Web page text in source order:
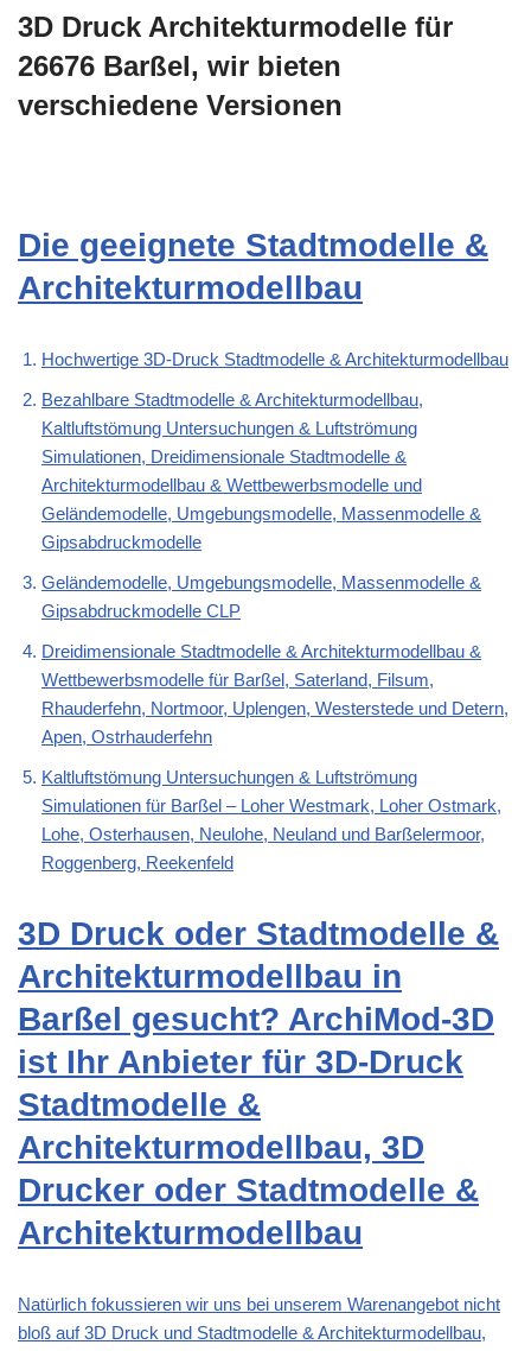
3D Druck Architekturmodelle für
26676 Barßel, wir bieten
verschiedene Versionen
Die geeignete Stadtmodelle &
Architekturmodellbau
Hochwertige 3D-Druck Stadtmodelle & Architekturmodellbau
Bezahlbare Stadtmodelle & Architekturmodellbau,
Kaltluftstömung Untersuchungen & Luftströmung
Simulationen, Dreidimensionale Stadtmodelle &
Architekturmodellbau & Wettbewerbsmodelle und
Geländemodelle, Umgebungsmodelle, Massenmodelle &
Gipsabdruckmodelle
Geländemodelle, Umgebungsmodelle, Massenmodelle &
Gipsabdruckmodelle CLP
Dreidimensionale Stadtmodelle & Architekturmodellbau &
Wettbewerbsmodelle für Barßel, Saterland, Filsum,
Rhauderfehn, Nortmoor, Uplengen, Westerstede und Detern,
Apen, Ostrhauderfehn
Kaltluftstömung Untersuchungen & Luftströmung
Simulationen für Barßel – Loher Westmark, Loher Ostmark,
Lohe, Osterhausen, Neulohe, Neuland und Barßelermoor,
Roggenberg, Reekenfeld
3D Druck oder Stadtmodelle &
Architekturmodellbau in
Barßel gesucht? ArchiMod-3D
ist Ihr Anbieter für 3D-Druck
Stadtmodelle &
Architekturmodellbau, 3D
Drucker oder Stadtmodelle &
Architekturmodellbau
Natürlich fokussieren wir uns bei unserem Warenangebot nicht
bloß auf 3D Druck und Stadtmodelle & Architekturmodellbau,